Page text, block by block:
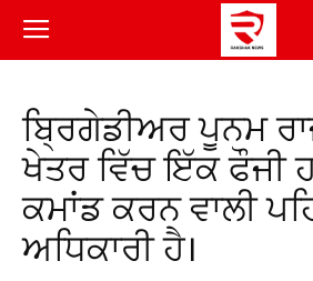
ਬ੍ਰਿਗੇਡੀਅਰ ਪੂਨਮ
ਖੇਤਰ ਵਿੱਚ ਇੱਕ ਫੌਜੀ
ਕਮਾਂਡ ਕਰਨ ਵਾਲੀ
ਅਧਿਕਾਰੀ ਹੈ।